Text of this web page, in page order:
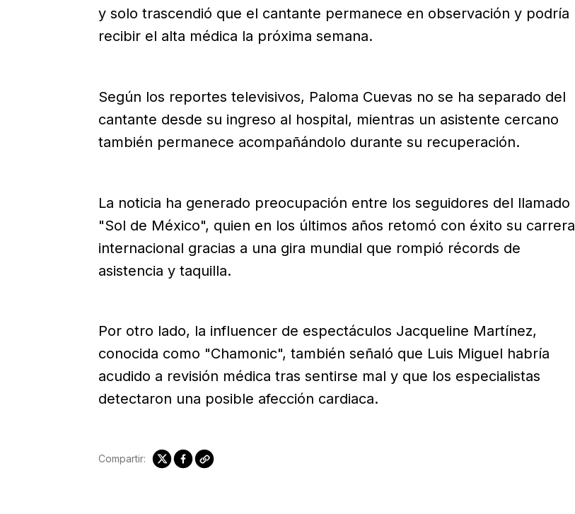
y solo trascendió que el cantante permanece en observación y podría
recibir el alta médica la próxima semana.
Según los reportes televisivos, Paloma Cuevas no se ha separado del
cantante desde su ingreso al hospital, mientras un asistente cercano
también permanece acompañándolo durante su recuperación.
La noticia ha generado preocupación entre los seguidores del llamado
"Sol de México", quien en los últimos años retomó con éxito su carrera
internacional gracias a una gira mundial que rompió récords de
asistencia y taquilla.
Por otro lado, la influencer de espectáculos Jacqueline Martínez,
conocida como "Chamonic", también señaló que Luis Miguel habría
acudido a revisión médica tras sentirse mal y que los especialistas
detectaron una posible afección cardiaca.
Compartir: